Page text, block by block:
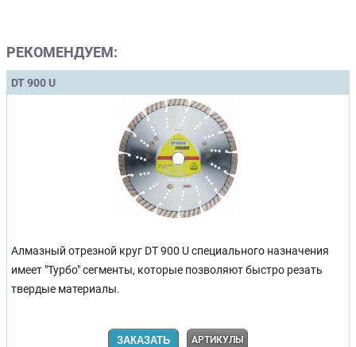
РЕКОМЕНДУЕМ:
DT 900 U
Алмазный отрезной круг DT 900 Uспециального назначения
имеет "Турбо" сегменты, которые позволяют быстро резать
твердые материалы.
ЗАКАЗАТЬ АРТИКУЛЫ